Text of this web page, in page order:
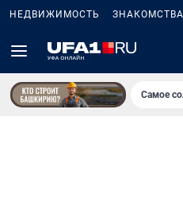
НЕДВИЖИМОСТЬ ЗНАКОМСТВА
Самое